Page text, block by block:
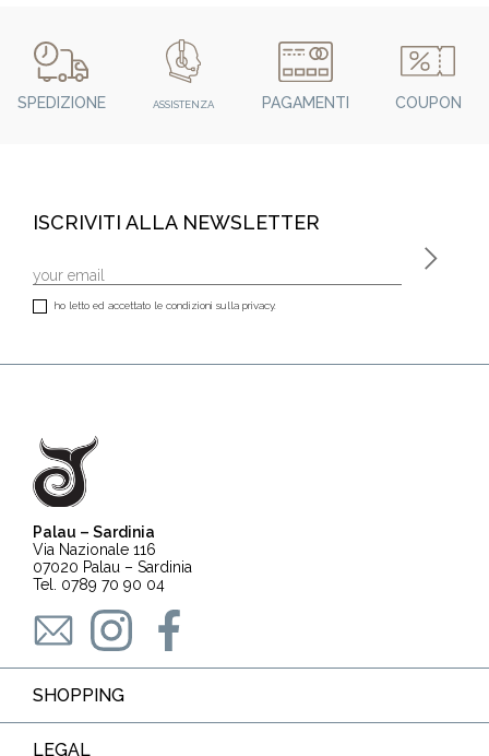
SPEDIZIONE ASSISTENZA PAGAMENTI COUPON
ISCRIVITI ALLA NEWSLETTER
ho letto ed accettato le condizioni sulla privacy.
Palau – Sardinia
Via Nazionale 116
07020 Palau – Sardinia
Tel. 0789 70 90 04
SHOPPING
LEGAL